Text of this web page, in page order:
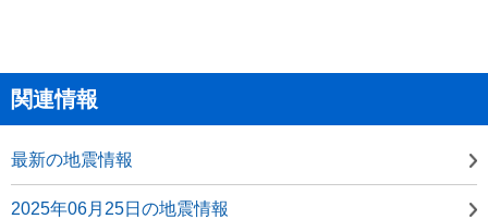
関連情報
最新の地震情報
2025年06月25日の地震情報